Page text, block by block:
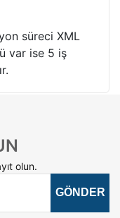
süreci XML
var ise 5 iş
olun.